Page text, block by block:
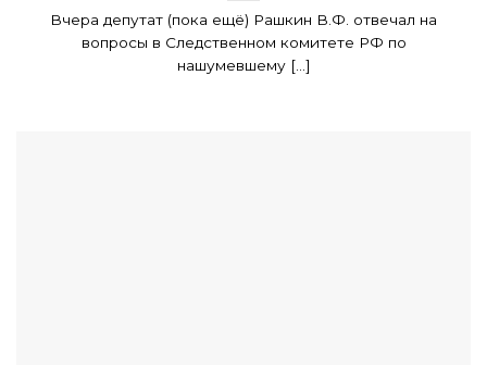
Вчера депутат (пока ещё) Рашкин В.Ф. отвечал на
вопросы в Следственном комитете РФ по
нашумевшему [...]